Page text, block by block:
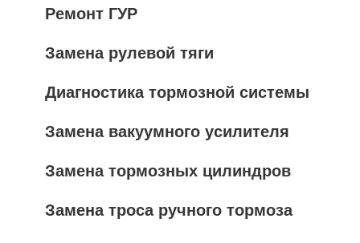
Ремонт ГУР
Замена рулевой тяги
Диагностика тормозной системы
Замена вакуумного усилителя
Замена тормозных цилиндров
Замена троса ручного тормоза